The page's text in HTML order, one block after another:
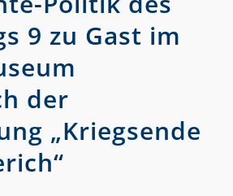
9 zu Gast im
der
„Kriegsende